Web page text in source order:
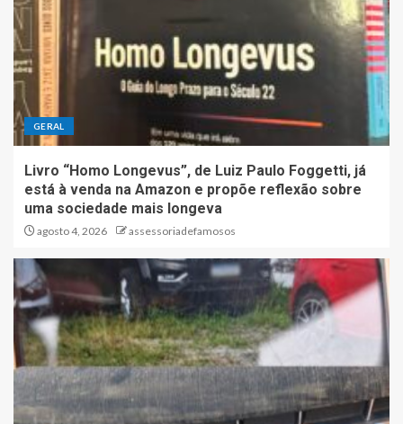
GERAL
Livro “Homo Longevus”, de Luiz Paulo Foggetti, já
está à venda na Amazon e propõe reflexão sobre
uma sociedade mais longeva
agosto 4, 2026 assessoriadefamosos